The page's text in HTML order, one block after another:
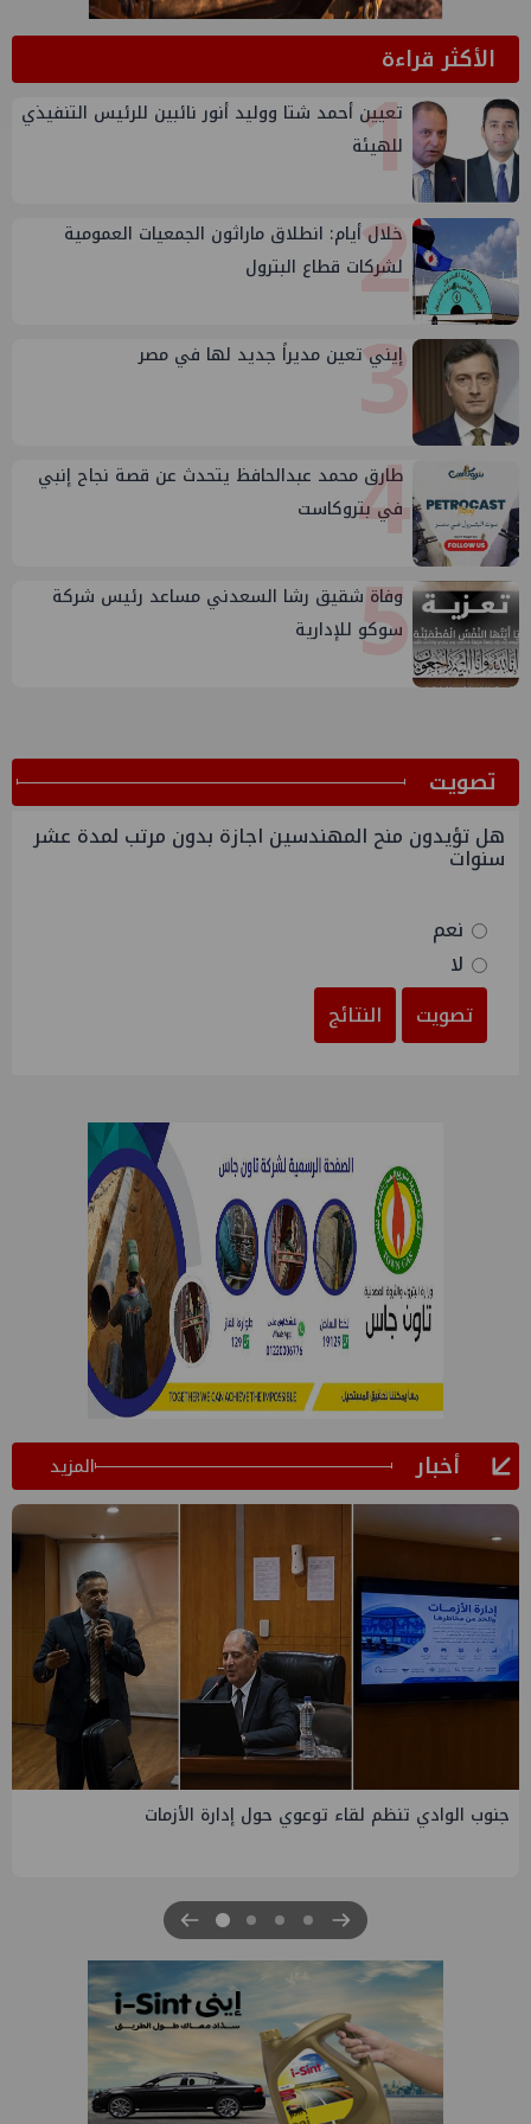
الأكثر قراءة1
تعيين أحمد شتا ووليد أنور نائبين للرئيس التنفيذي
للهيئة
2
خلال أيام: انطلاق ماراثون الجمعيات العمومية
لشركات قطاع البترول
3
إيني تعين مديراً جديد لها في مصر
4
طارق محمد عبدالحافظ يتحدث عن قصة نجاح إنبي
في بتروكاست
5
وفاة شقيق رشا السعدني مساعد رئيس شركة
سوكو للإدارية
ﺗﺼﻮﻳﺖ
هل تؤيدون منح المهندسين اجازة بدون مرتب لمدة عشر
سنوات
نعم
لا
تصويت
النتائج
أخبار المزيد
التخطيط والبترول يبحثان جهود تحقيق أمن الطاقة ضمن خطة